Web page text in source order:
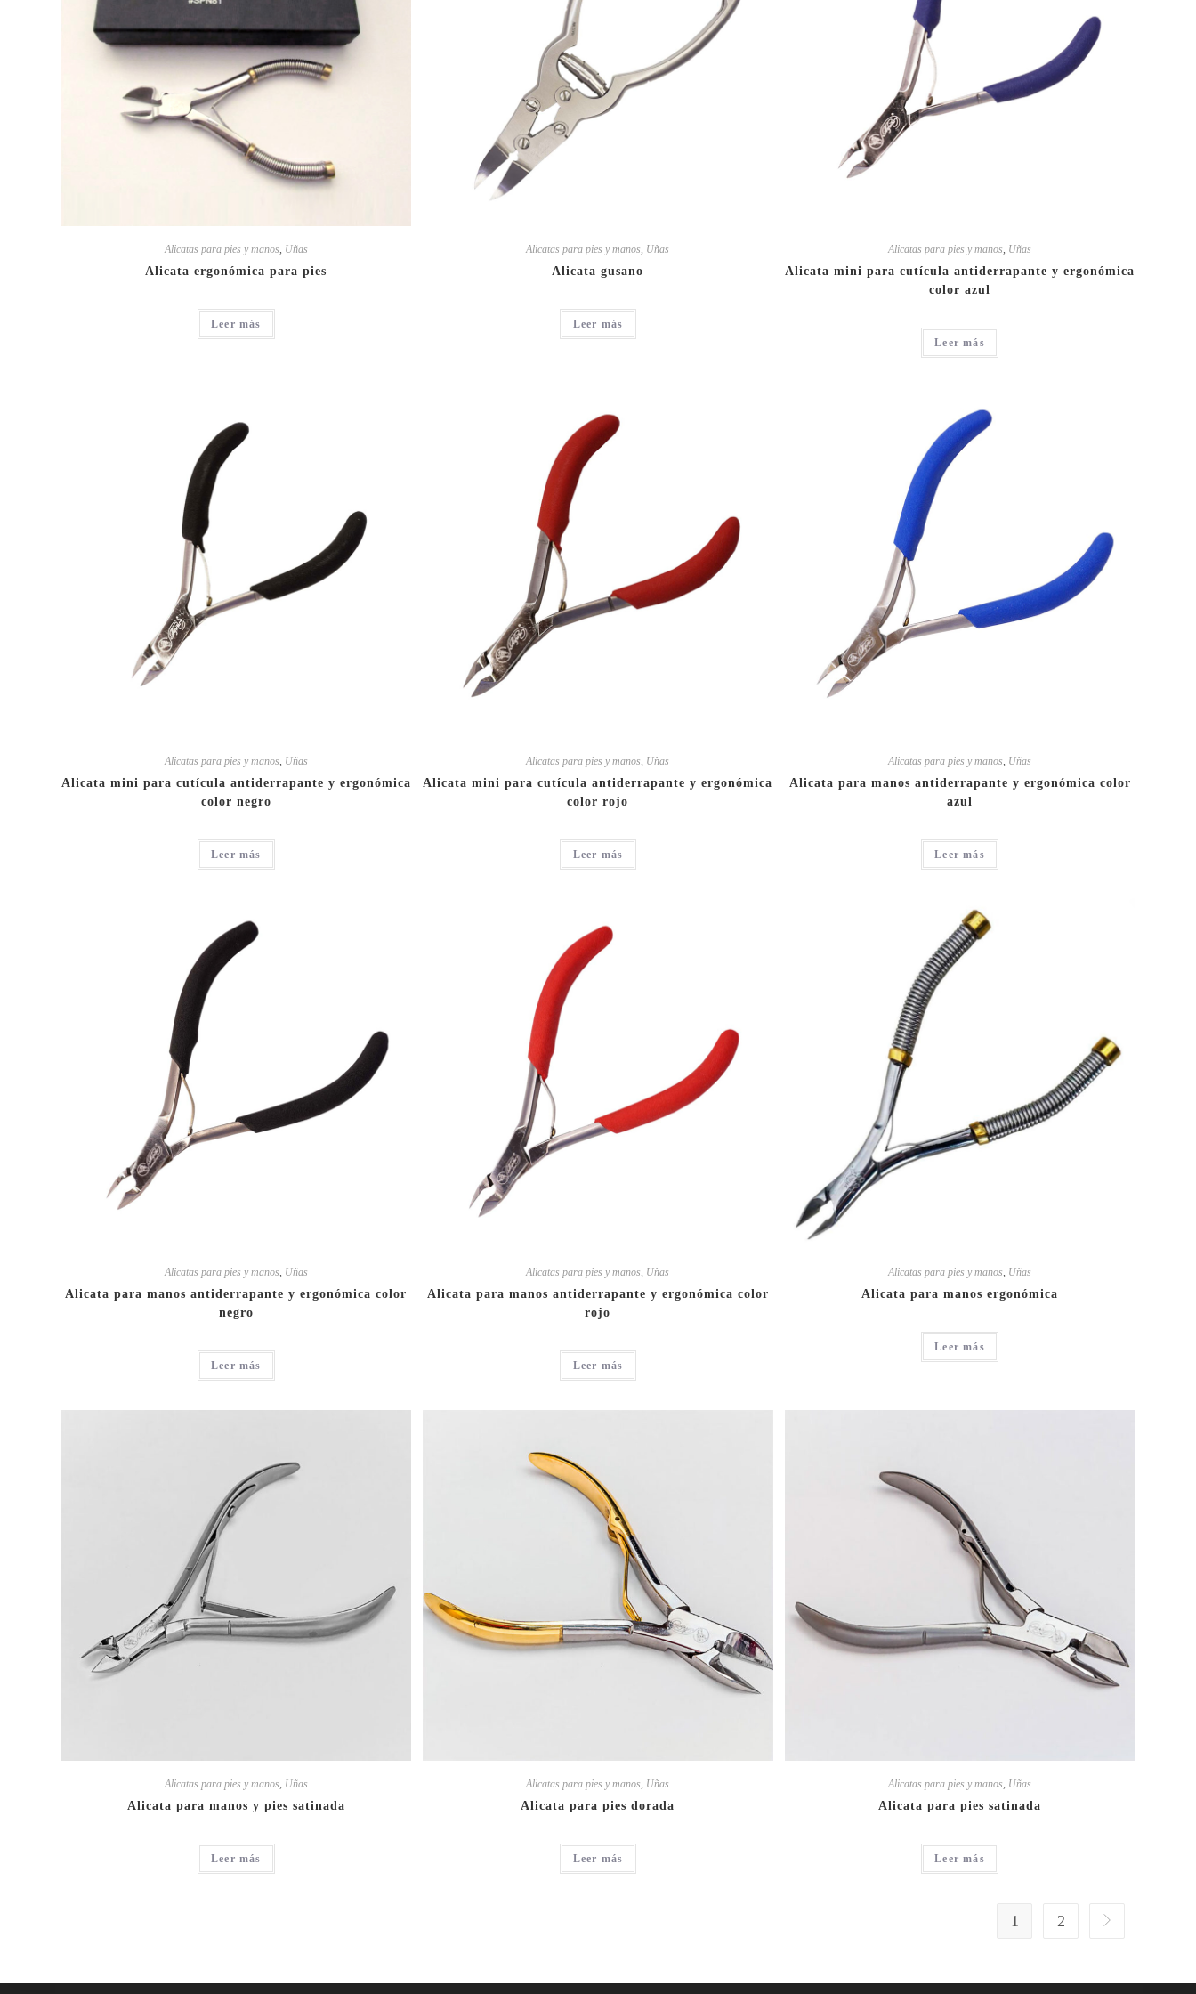
Alicatas para pies y manos, Uñas
Alicata ergonómica para pies
Leer más
Alicatas para pies y manos, Uñas
Alicata gusano
Leer más
Alicatas para pies y manos, Uñas
Alicata mini para cutícula antiderrapante y ergonómica
color azul
Leer más
Alicatas para pies y manos Uñas
Alicata mini para cutícula antiderrapante y ergonómica
color negro
Leer más
Alicatas para pies y manos Uñas
Alicata mini para cutícula antiderrapante y ergonómica
color rojo
Leer más
Alicatas para pies y manos Uñas
Alicata para manos antiderrapante y ergonómica color
azul
Leer más
Alicatas para pies y manos, Uñas
Alicata para manos antiderrapante y ergonómica color
negro
Leer más
Alicatas para pies y manos, Uñas
Alicata para manos antiderrapante y ergonómica color
rojo
Leer más
Alicatas para pies y manos, Uñas
Alicata para manos ergonómica
Leer más
Alicatas para pies y manos, Uñas
Alicata para manos y pies satinada
Leer más
Alicatas para pies y manos, Uñas
Alicata para pies dorada
Leer más
Alicatas para pies y manos, Uñas
Alicata para pies satinada
Leer más
1 2